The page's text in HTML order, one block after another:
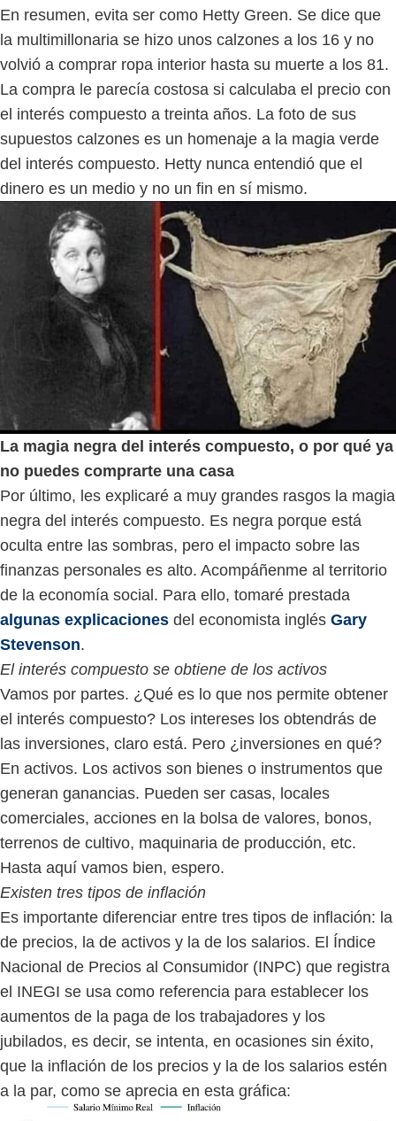
En resumen, evita ser como Hetty Green. Se dice que
la multimillonaria se hizo unos calzones a los 16 y no
volvió a comprar ropa interior hasta su muerte a los 81.
La compra le parecía costosa si calculaba el precio con
el interés compuesto a treinta años. La foto de sus
supuestos calzones es un homenaje a la magia verde
del interés compuesto. Hetty nunca entendió que el
dinero es un medio y no un fin en sí mismo.
La magia negra del interés compuesto, o por qué ya
no puedes comprarte una casa
Por último, les explicaré a muy grandes rasgos la magia
negra del interés compuesto. Es negra porque está
oculta entre las sombras, pero el impacto sobre las
finanzas personales es alto. Acompáñenme al territorio
de la economía social. Para ello, tomaré prestada
algunas explicaciones del economista inglés Gary
Stevenson.
El interés compuesto se obtiene de los activos
Vamos por partes. ¿Qué es lo que nos permite obtener
el interés compuesto? Los intereses los obtendrás de
las inversiones, claro está. Pero ¿inversiones en qué?
En activos. Los activos son bienes o instrumentos que
generan ganancias. Pueden ser casas, locales
comerciales, acciones en la bolsa de valores, bonos,
terrenos de cultivo, maquinaria de producción, etc.
Hasta aquí vamos bien, espero.
Existen tres tipos de inflación
Es importante diferenciar entre tres tipos de inflación: la
de precios, la de activos y la de los salarios. El Índice
Nacional de Precios al Consumidor (INPC) que registra
el INEGI se usa como referencia para establecer los
aumentos de la paga de los trabajadores y los
jubilados, es decir, se intenta, en ocasiones sin éxito,
que la inflación de los precios y la de los salarios estén
a la par, como se aprecia en esta gráfica: